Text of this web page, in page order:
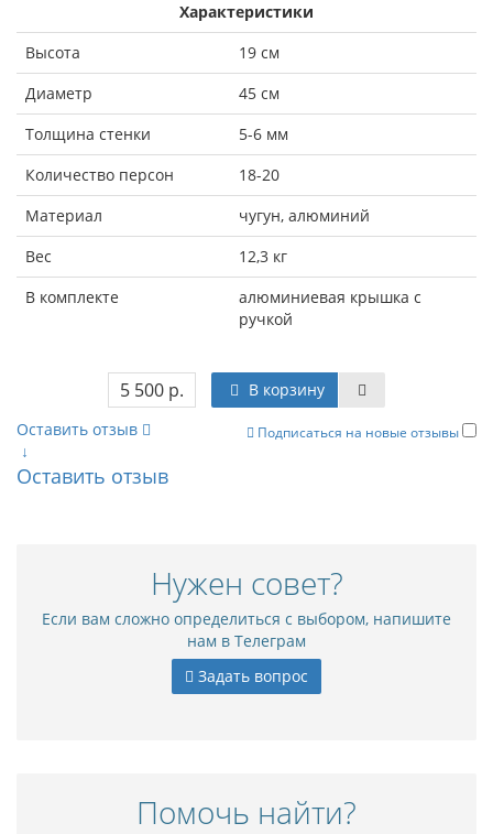
Характеристики
Высота
19 см
Диаметр
45 см
Толщина стенки
5-6 мм
Количество персон
18-20
Материал
чугун, алюминий
Вес
12,3 кг
В комплекте
алюминиевая крышка с
ручкой
5 500 р. В корзину
Подписаться на новые отзывы
Оставить отзыв
↓
Оставить отзыв
Нужен совет?
Если вам сложно определиться с выбором, напишите
нам в Телеграм
Задать вопрос
Помочь найти?